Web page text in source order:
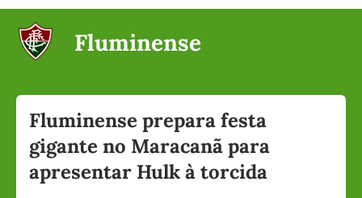
Fluminense
Fluminense prepara festa
gigante no Maracanã para
apresentar Hulk à torcida